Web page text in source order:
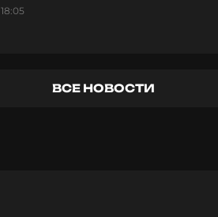
18:05
ВСЕ НОВОСТИ